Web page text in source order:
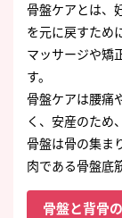
骨盤ケアとは、
を元に戻すため
マッサージや矯
す。
骨盤ケアは腰痛
く、安産のため
骨盤は骨の集ま
肉である骨盤底
骨盤と背骨